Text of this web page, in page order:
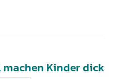
Kinder dick